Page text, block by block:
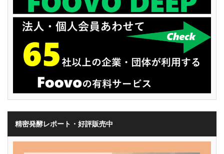
精密発酵レポート・好評販売中